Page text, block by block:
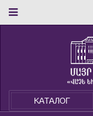
КАТАЛОГ